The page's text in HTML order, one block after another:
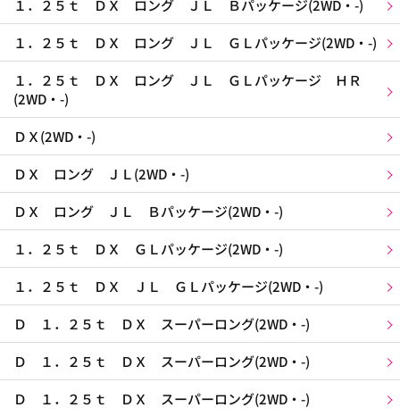
１．２５ｔ ＤＸ ロング ＪＬ Ｂパッケージ(2WD・-)
１．２５ｔ ＤＸ ロング ＪＬ ＧＬパッケージ(2WD・-)
１．２５ｔ ＤＸ ロング ＪＬ ＧＬパッケージ ＨＲ
(2WD・-)
ＤＸ(2WD・-)
ＤＸ ロング ＪＬ(2WD・-)
ＤＸ ロング ＪＬ Ｂパッケージ(2WD・-)
１．２５ｔ ＤＸ ＧＬパッケージ(2WD・-)
１．２５ｔ ＤＸ ＪＬ ＧＬパッケージ(2WD・-)
Ｄ １．２５ｔ ＤＸ スーパーロング(2WD・-)
Ｄ １．２５ｔ ＤＸ スーパーロング(2WD・-)
Ｄ １．２５ｔ ＤＸ スーパーロング(2WD・-)